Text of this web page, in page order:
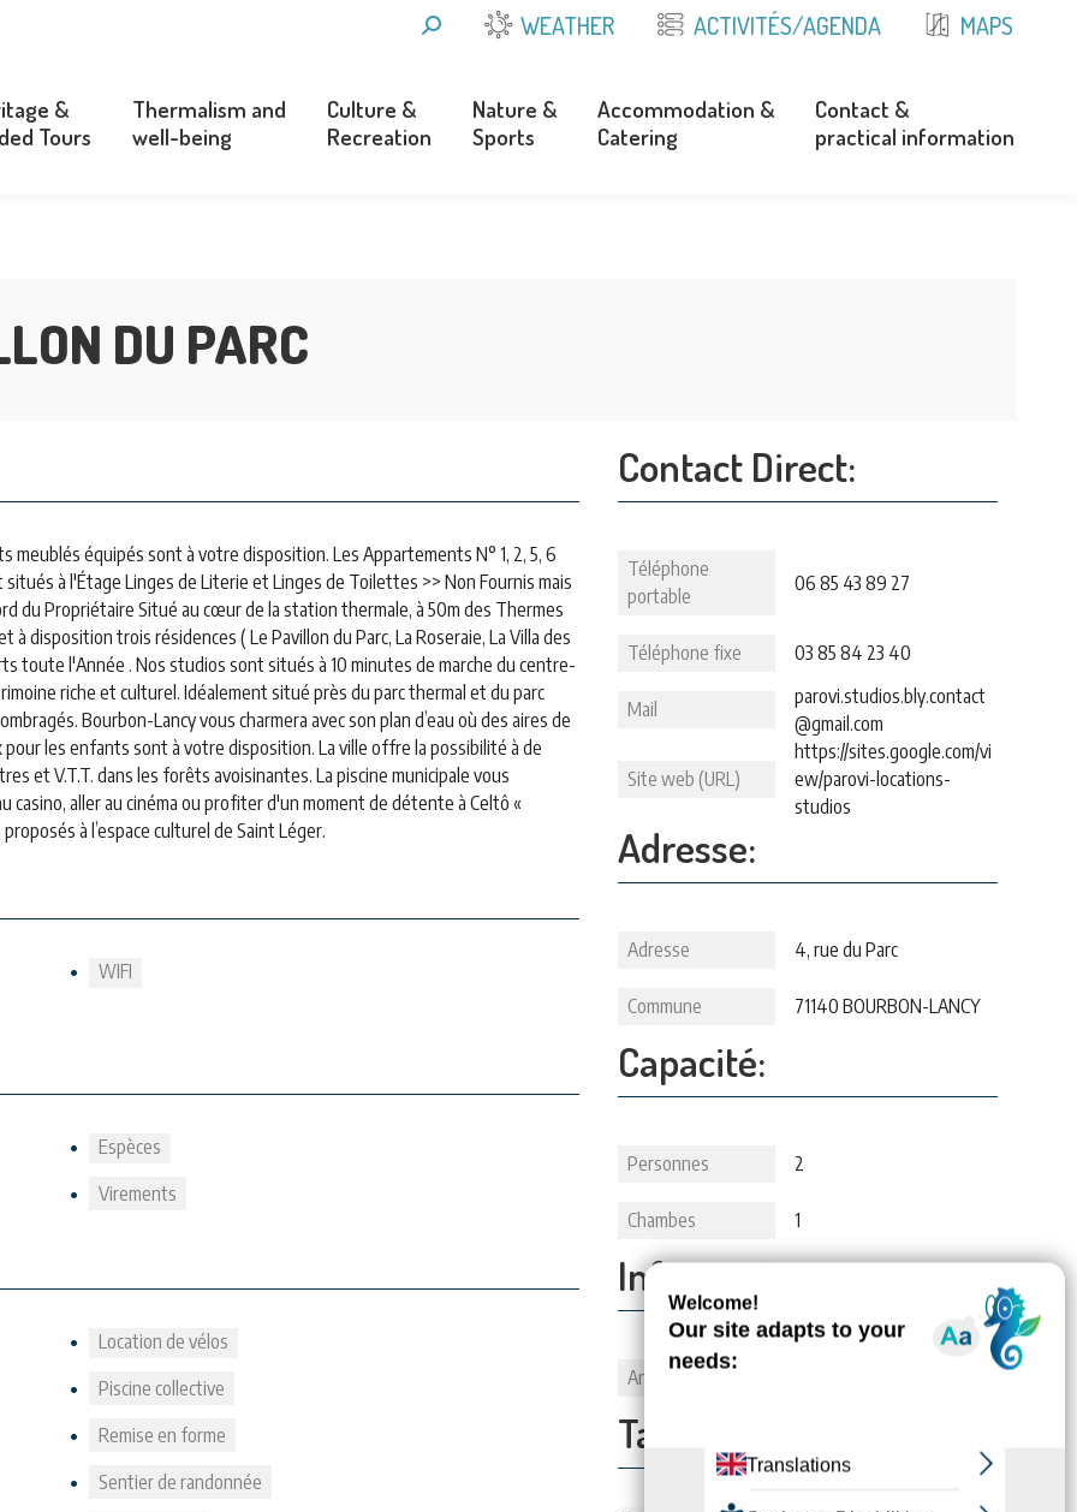
SEARCH: WEATHER ACTIVITÉS/AGENDA MAPS
&
Tours
Thermalism and
well-being
Culture &
Recreation
Nature &
Sports
Accommodation &
Catering
Contact &
practical information
DU PARC
équipés sont à votre disposition. Les Appartements N° 1, 2, 5, 6
à l'Étage Linges de Literie et Linges de Toilettes >> Non Fournis mais
du Propriétaire Situé au cœur de la station thermale, à 50m des Thermes
disposition trois résidences ( Le Pavillon du Parc, La Roseraie, La Villa des
toute l'Année . Nos studios sont situés à 10 minutes de marche du centre-
riche et culturel. Idéalement situé près du parc thermal et du parc
Bourbon-Lancy vous charmera avec son plan d’eau où des aires de
les enfants sont à votre disposition. La ville offre la possibilité à de
et V.T.T. dans les forêts avoisinantes. La piscine municipale vous
casino, aller au cinéma ou profiter d'un moment de détente à Celtô «
à l’espace culturel de Saint Léger.
WIFI
Espèces
Virements
Location de vélos
Piscine collective
Remise en forme
Sentier de randonnée
Contact Direct:
Téléphone
portable
06 85 43 89 27
Téléphone fixe 03 85 84 23 40
Mail
parovi.studios.bly.contact
@gmail.com
Site web (URL)
https://sites.google.com/vi
ew/parovi-locations-
studios
Adresse:
Adresse 4, rue du Parc
Commune 71140 BOURBON-LANCY
Capacité:
Personnes 2
Chambes 1
Informations:
Animaux
Tarifs:
Nature &
Accommodation &
Contact &